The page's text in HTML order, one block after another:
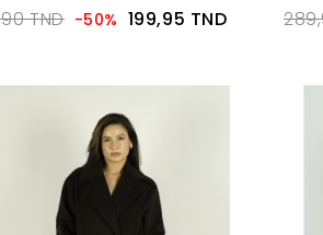
TND -50% 199,95 TND